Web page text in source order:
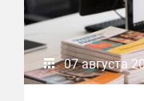
07 августа